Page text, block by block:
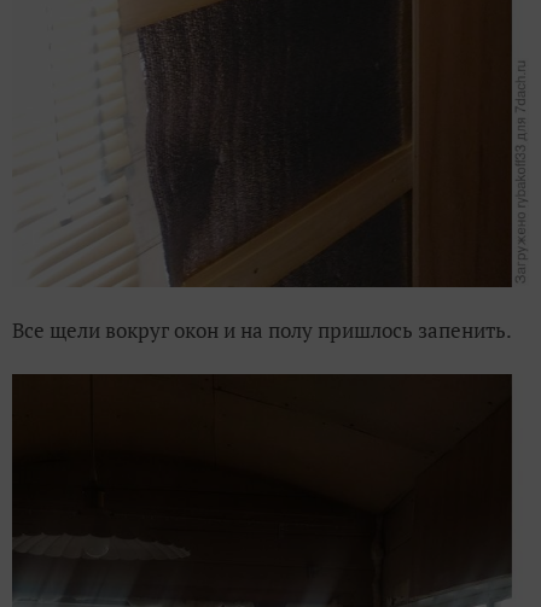
Все щели вокруг окон и на полу пришлось запенить.